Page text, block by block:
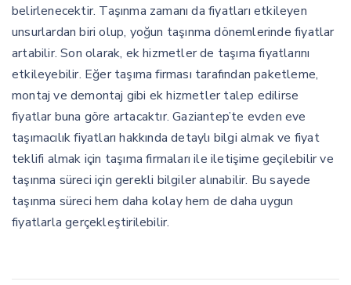
belirlenecektir. Taşınma zamanı da fiyatları etkileyen
unsurlardan biri olup, yoğun taşınma dönemlerinde fiyatlar
artabilir. Son olarak, ek hizmetler de taşıma fiyatlarını
etkileyebilir. Eğer taşıma firması tarafından paketleme,
montaj ve demontaj gibi ek hizmetler talep edilirse
fiyatlar buna göre artacaktır. Gaziantep’te evden eve
taşımacılık fiyatları hakkında detaylı bilgi almak ve fiyat
teklifi almak için taşıma firmaları ile iletişime geçilebilir ve
taşınma süreci için gerekli bilgiler alınabilir. Bu sayede
taşınma süreci hem daha kolay hem de daha uygun
fiyatlarla gerçekleştirilebilir.